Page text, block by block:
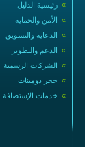
» رئيسية الدليل
» الأمن والحماية
» الدعاية والتسويق
» الدعم والتطوير
» الشركات الرسمية
» حجز دومينات
» خدمات الإستضافة